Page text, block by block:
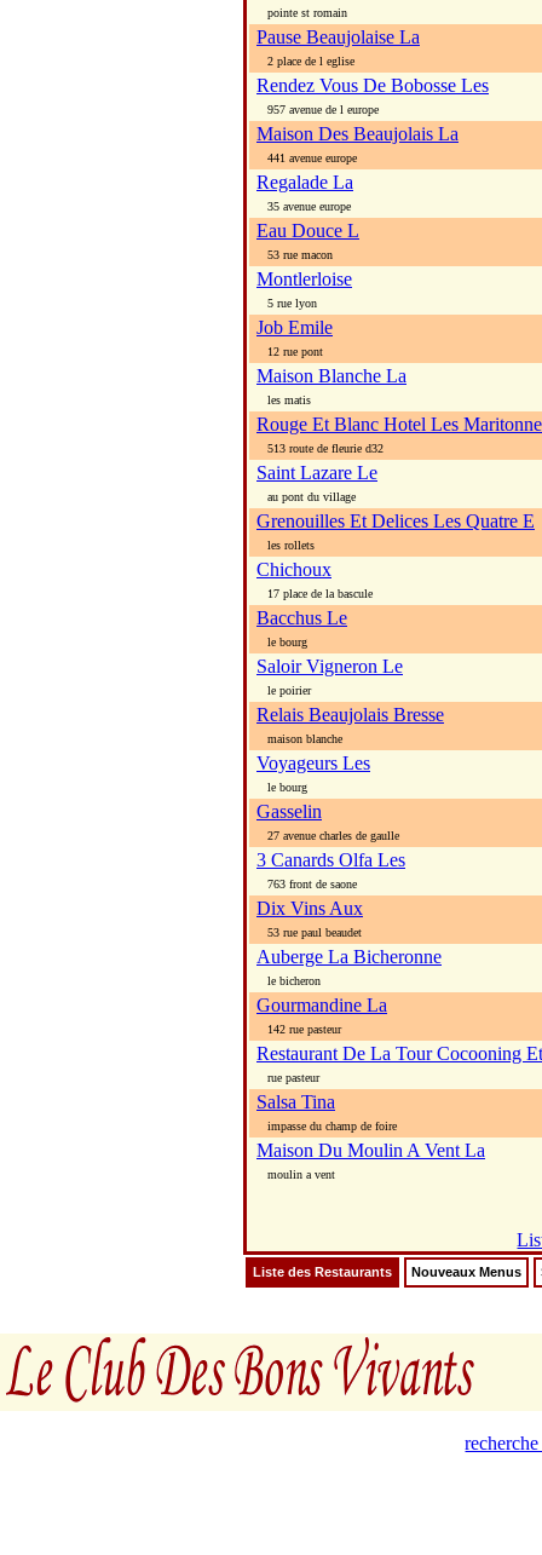
pointe st romain
Pause Beaujolaise La
2 place de l eglise
Rendez Vous De Bobosse Les
957 avenue de l europe
Maison Des Beaujolais La
441 avenue europe
Regalade La
35 avenue europe
Eau Douce L
53 rue macon
Montlerloise
5 rue lyon
Job Emile
12 rue pont
Maison Blanche La
les matis
Rouge Et Blanc Hotel Les
513 route de fleurie d32
Saint Lazare Le
au pont du village
Grenouilles Et Delices Les Quatre E
les rollets
Chichoux
17 place de la bascule
Bacchus Le
le bourg
Saloir Vigneron Le
le poirier
Relais Beaujolais Bresse
maison blanche
Voyageurs Les
le bourg
Gasselin
27 avenue charles de gaulle
3 Canards Olfa Les
763 front de saone
Dix Vins Aux
53 rue paul beaudet
Auberge La Bicheronne
le bicheron
Gourmandine La
142 rue pasteur
Restaurant De La Tour Cocooning
rue pasteur
Salsa Tina
impasse du champ de foire
Maison Du Moulin A Vent La
moulin a vent
Liste des Restaurants Nouveaux Menus